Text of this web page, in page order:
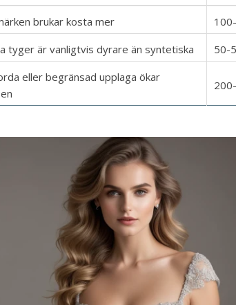
brukar kosta mer
tyger är vanligtvis dyrare än syntetiska
50-
eller begränsad upplaga ökar